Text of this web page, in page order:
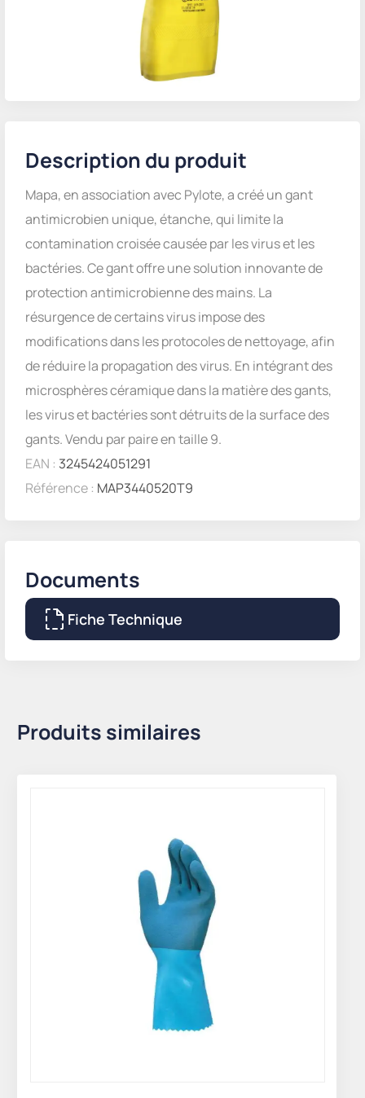
Description du produit
Mapa, en association avec Pylote, a créé un gant
antimicrobien unique, étanche, qui limite la
contamination croisée causée par les virus et les
bactéries. Ce gant offre une solution innovante de
protection antimicrobienne des mains. La
résurgence de certains virus impose des
modifications dans les protocoles de nettoyage, afin
de réduire la propagation des virus. En intégrant des
microsphères céramique dans la matière des gants,
les virus et bactéries sont détruits de la surface des
gants. Vendu par paire en taille 9.
EAN : 3245424051291
Référence : MAP3440520T9
Documents
Fiche Technique
Produits similaires